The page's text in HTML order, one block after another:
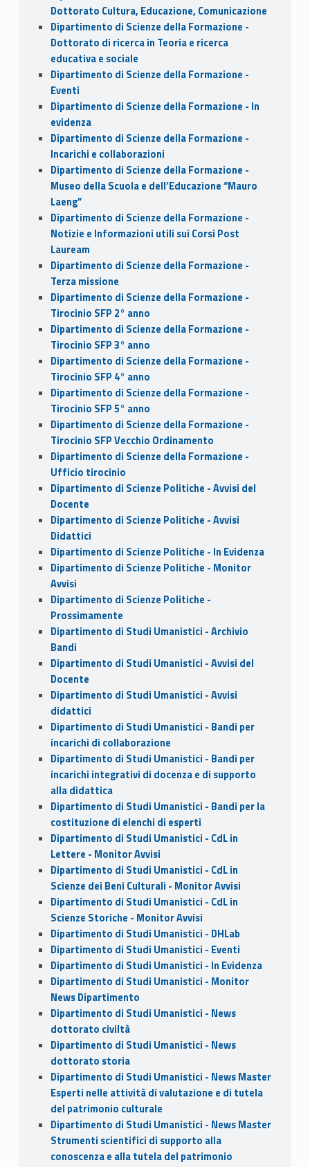
Dottorato Cultura, Educazione, Comunicazione
Dipartimento di Scienze della Formazione -
Dottorato di ricerca in Teoria e ricerca
educativa e sociale
Dipartimento di Scienze della Formazione -
Eventi
Dipartimento di Scienze della Formazione - In
evidenza
Dipartimento di Scienze della Formazione -
Incarichi e collaborazioni
Dipartimento di Scienze della Formazione -
Museo della Scuola e dell’Educazione “Mauro
Laeng”
Dipartimento di Scienze della Formazione -
Notizie e Informazioni utili sui Corsi Post
Lauream
Dipartimento di Scienze della Formazione -
Terza missione
Dipartimento di Scienze della Formazione -
Tirocinio SFP 2° anno
Dipartimento di Scienze della Formazione -
Tirocinio SFP 3° anno
Dipartimento di Scienze della Formazione -
Tirocinio SFP 4° anno
Dipartimento di Scienze della Formazione -
Tirocinio SFP 5° anno
Dipartimento di Scienze della Formazione -
Tirocinio SFP Vecchio Ordinamento
Dipartimento di Scienze della Formazione -
Ufficio tirocinio
Dipartimento di Scienze Politiche - Avvisi del
Docente
Dipartimento di Scienze Politiche - Avvisi
Didattici
Dipartimento di Scienze Politiche - In Evidenza
Dipartimento di Scienze Politiche - Monitor
Avvisi
Dipartimento di Scienze Politiche -
Prossimamente
Dipartimento di Studi Umanistici - Archivio
Bandi
Dipartimento di Studi Umanistici - Avvisi del
Docente
Dipartimento di Studi Umanistici - Avvisi
didattici
Dipartimento di Studi Umanistici - Bandi per
incarichi di collaborazione
Dipartimento di Studi Umanistici - Bandi per
incarichi integrativi di docenza e di supporto
alla didattica
Dipartimento di Studi Umanistici - Bandi per la
costituzione di elenchi di esperti
Dipartimento di Studi Umanistici - CdL in
Lettere - Monitor Avvisi
Dipartimento di Studi Umanistici - CdL in
Scienze dei Beni Culturali - Monitor Avvisi
Dipartimento di Studi Umanistici - CdL in
Scienze Storiche - Monitor Avvisi
Dipartimento di Studi Umanistici - DHLab
Dipartimento di Studi Umanistici - Eventi
Dipartimento di Studi Umanistici - In Evidenza
Dipartimento di Studi Umanistici - Monitor
News Dipartimento
Dipartimento di Studi Umanistici - News
dottorato civiltà
Dipartimento di Studi Umanistici - News
dottorato storia
Dipartimento di Studi Umanistici - News Master
Esperti nelle attività di valutazione e di tutela
del patrimonio culturale
Dipartimento di Studi Umanistici - News Master
Strumenti scientifici di supporto alla
conoscenza e alla tutela del patrimonio